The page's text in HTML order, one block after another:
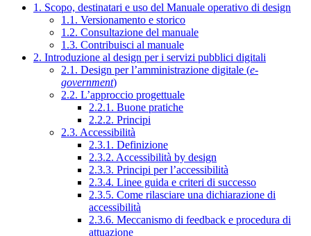
1. Scopo, destinatari e uso del Manuale operativo di design
1.1. Versionamento e storico
1.2. Consultazione del manuale
1.3. Contribuisci al manuale
2. Introduzione al design per i servizi pubblici digitali
2.1. Design per l’amministrazione digitale (e-
government)
2.2. L’approccio progettuale
2.2.1. Buone pratiche
2.2.2. Principi
2.3. Accessibilità
2.3.1. Definizione
2.3.2. Accessibilità by design
2.3.3. Principi per l’accessibilità
2.3.4. Linee guida e criteri di successo
2.3.5. Come rilasciare una dichiarazione di
accessibilità
2.3.6. Meccanismo di feedback e procedura di
attuazione